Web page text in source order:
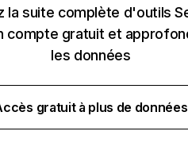
la suite complète d'outils
compte gratuit et
les données
gratuit à plus de données